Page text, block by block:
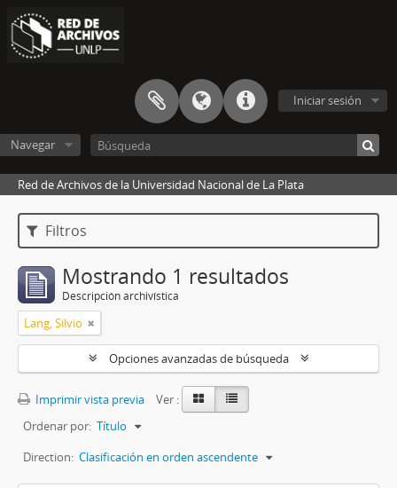
Iniciar sesión
Navegar
Red de Archivos de la Universidad Nacional de La Plata
Filtros
Mostrando 1 resultados
Descripción archivística
Lang, Silvio
Opciones avanzadas de búsqueda
Imprimir vista previa
Ver :
Ordenar por: Título
Direction: Clasificación en orden ascendente